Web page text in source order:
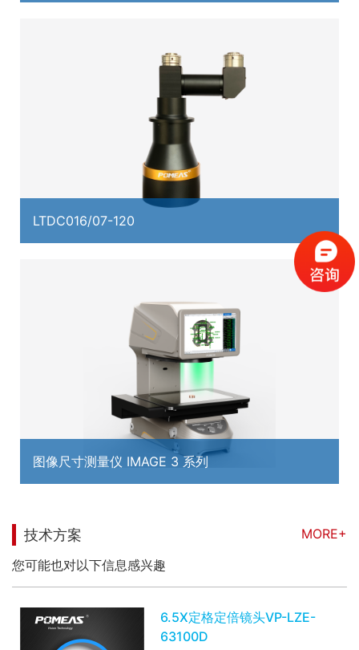
LTDC016/07-120
图像尺寸测量仪 IMAGE 3 系列
技术方案
MORE+
您可能也对以下信息感兴趣
6.5X定格定倍镜头VP-LZE-
63100D